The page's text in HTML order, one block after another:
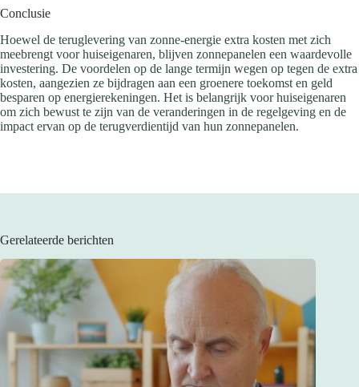
Conclusie
Hoewel de teruglevering van zonne-energie extra kosten met zich
meebrengt voor huiseigenaren, blijven zonnepanelen een waardevolle
investering. De voordelen op de lange termijn wegen op tegen de extra
kosten, aangezien ze bijdragen aan een groenere toekomst en geld
besparen op energierekeningen. Het is belangrijk voor huiseigenaren
om zich bewust te zijn van de veranderingen in de regelgeving en de
impact ervan op de terugverdientijd van hun zonnepanelen.
Gerelateerde berichten